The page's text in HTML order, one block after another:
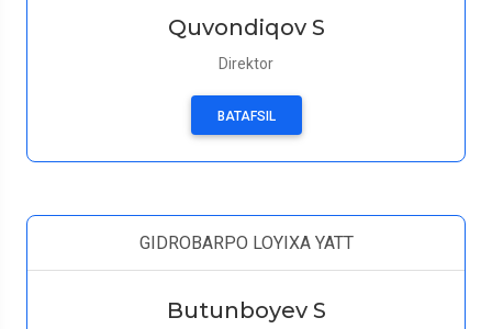
Quvondiqov S
Direktor
BATAFSIL
GIDROBARPO LOYIXA YATT
Butunboyev S